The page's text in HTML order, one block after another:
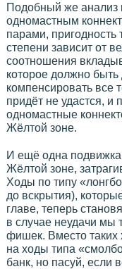
Подобный же
одномастным
парами, пригодность
степени зависит от
соотношения
которое должно
компенсировать все
придёт не удастся, и
одномастные
Жёлтой зоне.
И ещё одна подвижка
Жёлтой зоне,
Ходы по типу
до вскрытия),
главе, теперь
в случае неудачи мы
фишек. Вместо таких
на ходы типа
банк, но пасуй, если